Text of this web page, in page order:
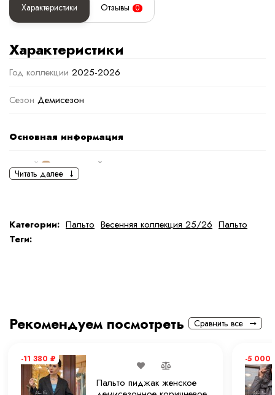
Характеристики Отзывы 0
Характеристики
Год коллекции 2025-2026
Сезон Демисезон
Основная информация
черный коричневый
Состав ткани Искусственная кожа
тип ткани
Длина 105 см
Читать далее
Категории: Пальто Весенняя коллекция 25/26 Пальто
Теги:
Рекомендуем посмотреть Сравнить все
-11 380 ₽
Пальто пиджак женское
-5 000